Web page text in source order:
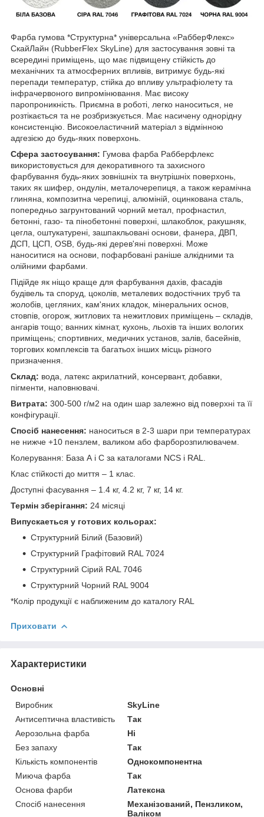
Фарба гумова *Структурна* універсальна «РабберФлекс»
СкайЛайн (RubberFlex SkyLine) для застосування зовні та
всередині приміщень, що має підвищену стійкість до
механічних та атмосферних впливів, витримує будь-які
перепади температур, стійка до впливу ультрафіолету та
інфрачервоного випромінювання. Має високу
паропроникність. Приємна в роботі, легко наноситься, не
розтікається та не розбризкується. Має насичену однорідну
консистенцію. Високоеластичний матеріал з відмінною
адгезією до будь-яких поверхонь.
Сфера застосування: Гумова фарба Рабберфлекс
використовується для декоративного та захисного
фарбування будь-яких зовнішніх та внутрішніх поверхонь,
таких як шифер, ондулін, металочерепиця, а також керамічна
глиняна, композитна черепиці, алюміній, оцинкована сталь,
попередньо загрунтований чорний метал, профнастил,
бетонні, газо- та пінобетонні поверхні, шлакоблок, ракушняк,
цегла, оштукатурені, зашпакльовані основи, фанера, ДВП,
ДСП, ЦСП, OSB, будь-які дерев'яні поверхні. Може
наноситися на основи, пофарбовані раніше алкідними та
олійними фарбами.
Підійде як ніщо краще для фарбування дахів, фасадів
будівель та споруд, цоколів, металевих водостічних труб та
жолобів, цегляних, кам'яних кладок, мінеральних основ,
стовпів, огорож, житлових та нежитлових приміщень – складів,
ангарів тощо; ванних кімнат, кухонь, льохів та інших вологих
приміщень; спортивних, медичних установ, залів, басейнів,
торгових комплексів та багатьох інших місць різного
призначення.
Склад: вода, латекс акрилатний, консервант, добавки,
пігменти, наповнювачі.
Витрата: 300-500 г/м2 на один шар залежно від поверхні та її
конфігурації.
Спосіб нанесення: наноситься в 2-3 шари при температурах
не нижче +10 пензлем, валиком або фарборозпилювачем.
Колерування: База А і С за каталогами NCS і RAL.
Клас стійкості до миття – 1 клас.
Доступні фасування – 1.4 кг, 4.2 кг, 7 кг, 14 кг.
Термін зберігання: 24 місяці
Випускаеться у готових кольорах:
Структурний Білий (Базовий)
Структурний Графітовий RAL 7024
Структурний Сірий RAL 7046
Структурний Чорний RAL 9004
*Колір продукції є наближеним до каталогу RAL
Приховати
Характеристики
Основні
Виробник
SkyLine
Антисептична властивість
Так
Аерозольна фарба
Ні
Без запаху
Так
Кількість компонентів
Однокомпонентна
Миюча фарба
Так
Основа фарби
Латексна
Спосіб нанесення
Механізований, Пензликом,
Валіком